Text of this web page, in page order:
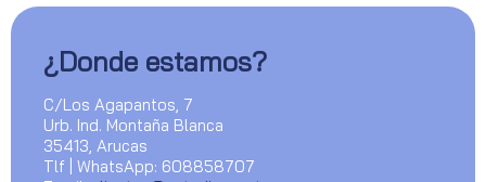
¿Donde estamos?
C/Los Agapantos, 7
Urb. Ind. Montaña Blanca
35413, Arucas
Tlf | WhatsApp: 608858707